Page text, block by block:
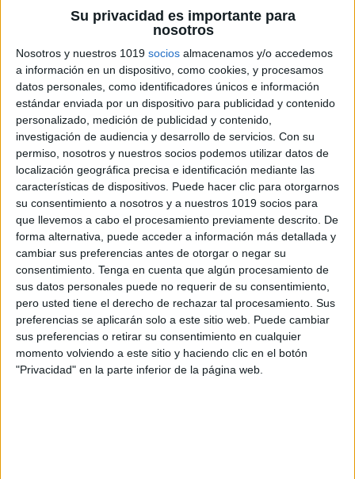
Su privacidad es importante para
nosotros
Nosotros y nuestros 1019 socios almacenamos y/o accedemos
a información en un dispositivo, como cookies, y procesamos
datos personales, como identificadores únicos e información
estándar enviada por un dispositivo para publicidad y contenido
personalizado, medición de publicidad y contenido,
investigación de audiencia y desarrollo de servicios. Con su
permiso, nosotros y nuestros socios podemos utilizar datos de
localización geográfica precisa e identificación mediante las
características de dispositivos. Puede hacer clic para otorgarnos
su consentimiento a nosotros y a nuestros 1019 socios para
que llevemos a cabo el procesamiento previamente descrito. De
forma alternativa, puede acceder a información más detallada y
cambiar sus preferencias antes de otorgar o negar su
consentimiento. Tenga en cuenta que algún procesamiento de
sus datos personales puede no requerir de su consentimiento,
pero usted tiene el derecho de rechazar tal procesamiento. Sus
preferencias se aplicarán solo a este sitio web. Puede cambiar
sus preferencias o retirar su consentimiento en cualquier
momento volviendo a este sitio y haciendo clic en el botón
"Privacidad" en la parte inferior de la página web.